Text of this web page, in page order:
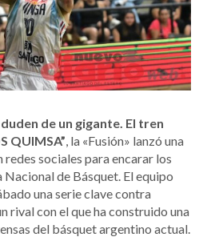
duden de un gigante. El tren
QUIMSA” , la «Fusión» lanzó una
sociales para encarar los
de Básquet. El equipo
una serie clave contra
rival con el que ha construido una
del básquet argentino actual.